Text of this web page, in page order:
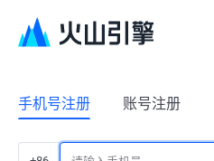
手机号注册 账号注册